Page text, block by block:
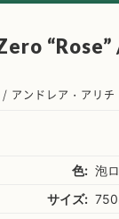
アンドレア・アリチ
色: 泡
サイズ: